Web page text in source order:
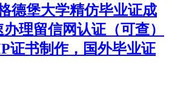
德堡大学精仿毕业证成
理留信网认证（可查）
证书制作，国外毕业证